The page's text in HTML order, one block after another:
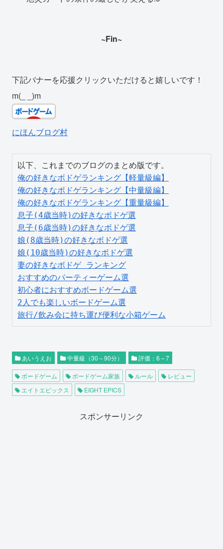
~Fin~
下記バナーを応援クリックいただけると嬉しいです！
m(_ _)m
にほんブログ村
俺の好きなボドゲランキング【軽量級編】
俺の好きなボドゲランキング【中量級編】
俺の好きなボドゲランキング【重量級編】
息子(4歳当時)の好きなボドゲ選
息子(6歳当時)の好きなボドゲ選
娘(8歳当時)の好きなボドゲ選
娘(10歳当時)の好きなボドゲ選
妻の好きなボドゲ ランキング
おすすめのパーティーゲーム選
初心者におすすめボードゲーム選
2人でも楽しいボードゲーム選
旅行/飲み会に持ち運び便利な小箱ゲーム
あいうえお 中量級（30～90分） 評価：6～7
ボードゲーム ボードゲーム家族 ルール
レビュー
エイトエピックス
EIGHT EPICS
スポンサーリンク